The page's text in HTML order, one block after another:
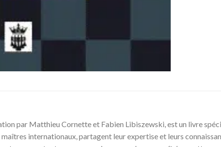
par Matthieu Cornette et Fabien Libiszewski, est un livre
internationaux, partagent leur expertise et leurs